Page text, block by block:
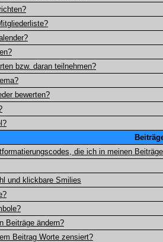
bzw. daran teilnehmen?
bewerten?
die ich in meinen
und klickbare Smilies
Beiträge ändern?
Beitrag Worte zensiert?